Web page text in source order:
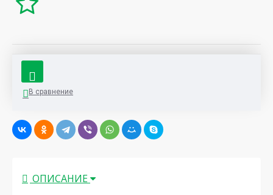
В сравнение
ОПИСАНИЕ